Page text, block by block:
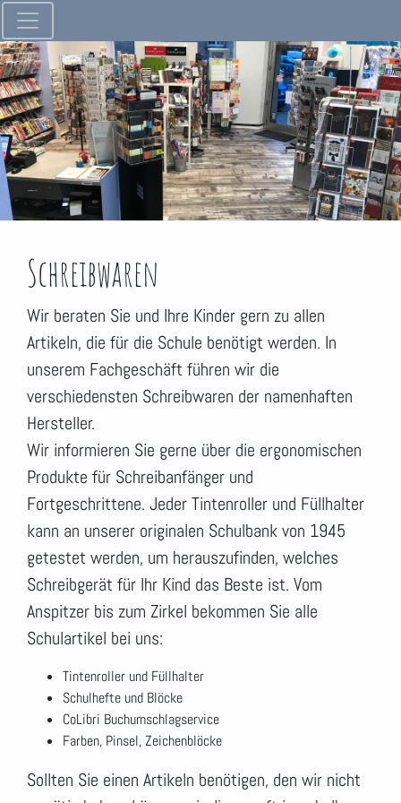
Schreibwaren
Wir beraten Sie und Ihre Kinder gern zu allen
Artikeln, die für die Schule benötigt werden. In
unserem Fachgeschäft führen wir die
verschiedensten Schreibwaren der namenhaften
Hersteller.
Wir informieren Sie gerne über die ergonomischen
Produkte für Schreibanfänger und
Fortgeschrittene. Jeder Tintenroller und Füllhalter
kann an unserer originalen Schulbank von 1945
getestet werden, um herauszufinden, welches
Schreibgerät für Ihr Kind das Beste ist. Vom
Anspitzer bis zum Zirkel bekommen Sie alle
Schulartikel bei uns:
Tintenroller und Füllhalter
Schulhefte und Blöcke
CoLibri Buchumschlagservice
Farben, Pinsel, Zeichenblöcke
Sollten Sie einen Artikeln benötigen, den wir nicht